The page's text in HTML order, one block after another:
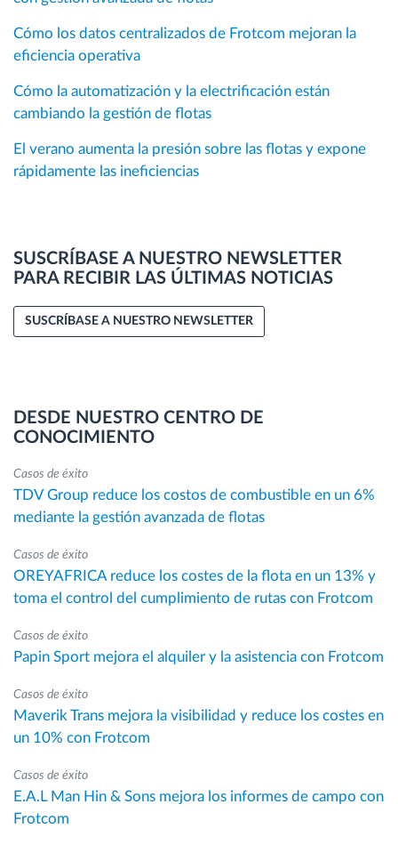
Cómo los datos centralizados de Frotcom mejoran la
eficiencia operativa
Cómo la automatización y la electrificación están
cambiando la gestión de flotas
El verano aumenta la presión sobre las flotas y expone
rápidamente las ineficiencias
SUSCRÍBASE A NUESTRO NEWSLETTER
PARA RECIBIR LAS ÚLTIMAS NOTICIAS
SUSCRÍBASE A NUESTRO NEWSLETTER
DESDE NUESTRO CENTRO DE
CONOCIMIENTO
Casos de éxito
TDV Group reduce los costos de combustible en un 6%
mediante la gestión avanzada de flotas
Casos de éxito
OREYAFRICA reduce los costes de la flota en un 13% y
toma el control del cumplimiento de rutas con Frotcom
Casos de éxito
Papin Sport mejora el alquiler y la asistencia con Frotcom
Casos de éxito
Maverik Trans mejora la visibilidad y reduce los costes en
un 10% con Frotcom
Casos de éxito
E.A.L Man Hin & Sons mejora los informes de campo con
Frotcom